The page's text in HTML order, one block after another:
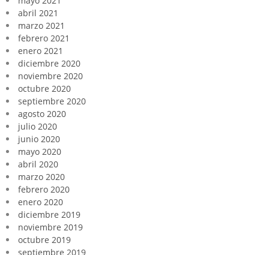
abril 2021
marzo 2021
febrero 2021
enero 2021
diciembre 2020
noviembre 2020
octubre 2020
septiembre 2020
agosto 2020
julio 2020
junio 2020
mayo 2020
abril 2020
marzo 2020
febrero 2020
enero 2020
diciembre 2019
noviembre 2019
octubre 2019
septiembre 2019